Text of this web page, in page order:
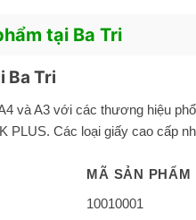
tại Ba Tri
Ba Tri
và A3 với các thương hiệu
PLUS. Các loại giấy cao cấp
MÃ SẢN PHẨM
10010001